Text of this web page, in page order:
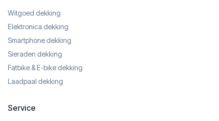
Witgoed dekking
Elektronica dekking
Smartphone dekking
Sieraden dekking
Fatbike & E-bike dekking
Laadpaal dekking
Service